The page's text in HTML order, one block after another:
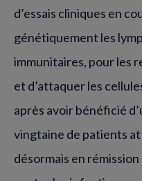
d’essais cliniques en
génétiquement les
immunitaires, pour les
et d’attaquer les
après avoir bénéficié
vingtaine de patients
désormais en